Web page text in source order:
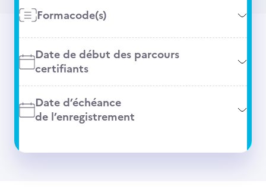
Formacode(s)
Date de début des parcours
certifiants
Date d’échéance
de l’enregistrement